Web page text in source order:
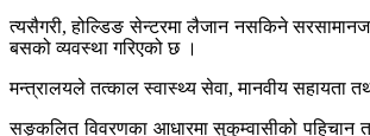
त्यसैगरी, होल्डिङ सेन्टरमा लैजान नसकिने
बसको व्यवस्था गरिएको छ ।
मन्त्रालयले तत्काल स्वास्थ्य सेवा, मानवीय सहायता
सङ्कलित विवरणका आधारमा सुकुम्वासीको पहिचान